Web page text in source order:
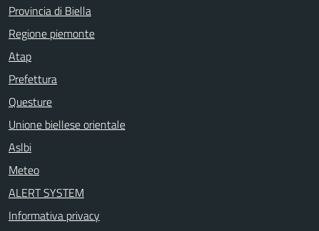
Provincia di Biella
Regione piemonte
Atap
Prefettura
Questure
Unione biellese orientale
Aslbi
Meteo
ALERT SYSTEM
Informativa privacy